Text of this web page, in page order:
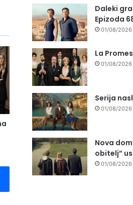
Daleki
Epizoda
01/08/2026
La
01/08/2026
Serija
01/08/2026
Nova
obitelj”
01/08/2026